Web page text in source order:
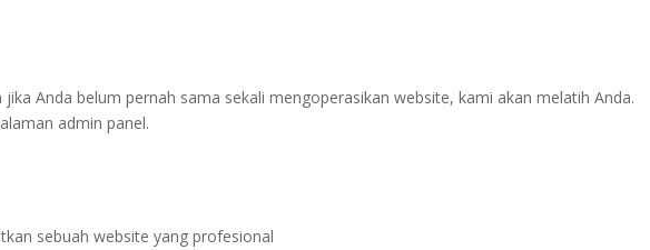
Anda belum pernah sama sekali mengoperasikan website, kami akan melatih Anda.
admin panel.
sebuah website yang profesional